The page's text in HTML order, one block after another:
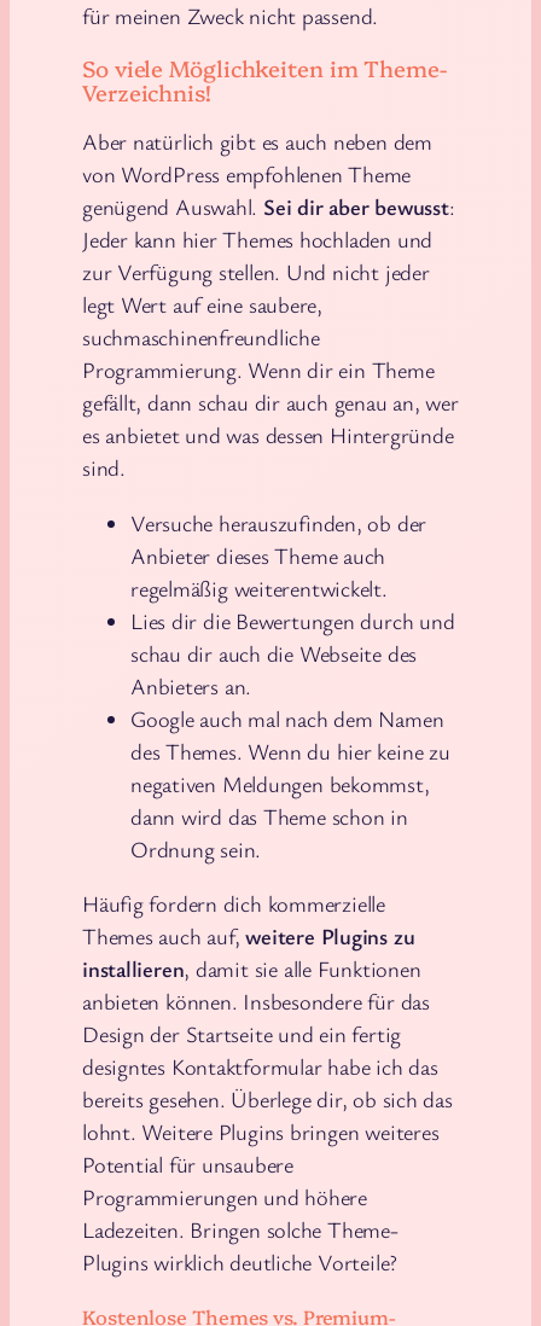
für meinen Zweck nicht passend.
So viele Möglichkeiten im Theme-
Verzeichnis!
Aber natürlich gibt es auch neben dem
von WordPress empfohlenen Theme
genügend Auswahl. Sei dir aber bewusst:
Jeder kann hier Themes hochladen und
zur Verfügung stellen. Und nicht jeder
legt Wert auf eine saubere,
suchmaschinenfreundliche
Programmierung. Wenn dir ein Theme
gefällt, dann schau dir auch genau an, wer
es anbietet und was dessen Hintergründe
sind.
Versuche herauszufinden, ob der
Anbieter dieses Theme auch
regelmäßig weiterentwickelt.
Lies dir die Bewertungen durch und
schau dir auch die Webseite des
Anbieters an.
Google auch mal nach dem Namen
des Themes. Wenn du hier keine zu
negativen Meldungen bekommst,
dann wird das Theme schon in
Ordnung sein.
Häufig fordern dich kommerzielle
Themes auch auf,weitere Plugins zu
installieren, damit sie alle Funktionen
anbieten können. Insbesondere für das
Design der Startseite und ein fertig
designtes Kontaktformular habe ich das
bereits gesehen. Überlege dir, ob sich das
lohnt. Weitere Plugins bringen weiteres
Potential für unsaubere
Programmierungen und höhere
Ladezeiten. Bringen solche Theme-
Plugins wirklich deutliche Vorteile?
Kostenlose Themes vs. Premium-